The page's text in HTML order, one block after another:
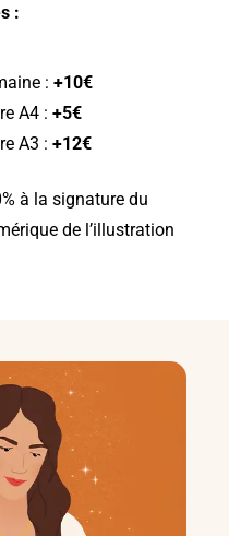
:
: +10€
A4 : +5€
A3 : +12€
à la signature du
de l’illustration